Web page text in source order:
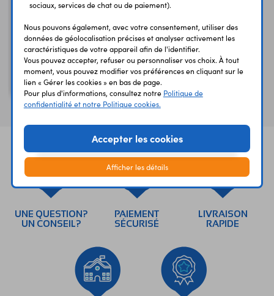
LA7295
Processeur audio
UNE QUESTION?
UN CONSEIL?
PAIEMENT
SÉCURISÉ
LIVRAISON
RAPIDE
sociaux, services de chat ou de paiement).
Nous pouvons également, avec votre consentement, utiliser des
données de géolocalisation précises et analyser activement les
caractéristiques de votre appareil afin de l'identifier.
Vous pouvez accepter, refuser ou personnaliser vos choix. À tout
moment, vous pouvez modifier vos préférences en cliquant sur le
lien « Gérer les cookies » en bas de page.
Pour plus d'informations, consultez notre Politique de
confidentialité et notre Politique cookies.
Accepter les cookies
Afficher les détails